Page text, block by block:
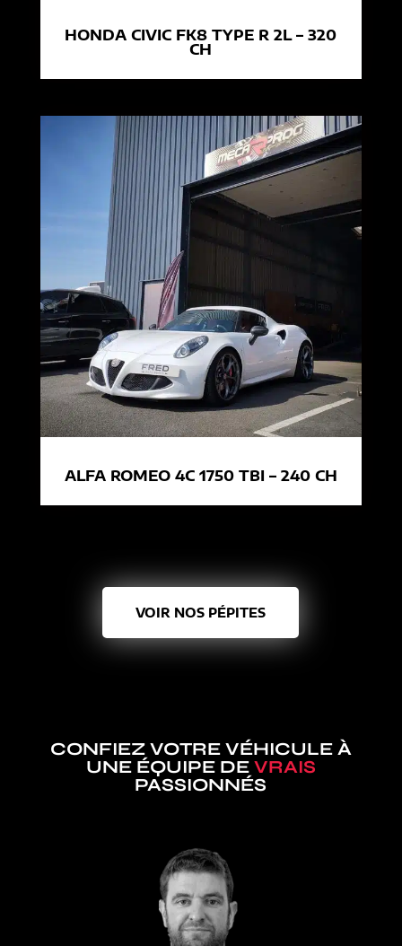
HONDA CIVIC FK8 TYPE R 2L – 320
CH
ALFA ROMEO 4C 1750 TBI – 240 CH
VOIR NOS PÉPITES
CONFIEZ VOTRE VÉHICULE À
UNE ÉQUIPE DE VRAIS
PASSIONNÉS